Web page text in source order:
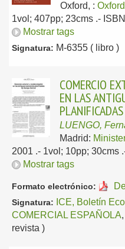
Oxford, :
1vol; 407pp; 23cms .-
Mostrar tags
Signatura: M-6355 ( libro )
COMERCIO
EN LAS
LUENGO,
Madrid:
2001 .- 1vol; 10pp; 30cms
Mostrar tags
Formato electrónico:
Signatura: ICE, Boletín
COMERCIAL ESPAÑOLA
revista )